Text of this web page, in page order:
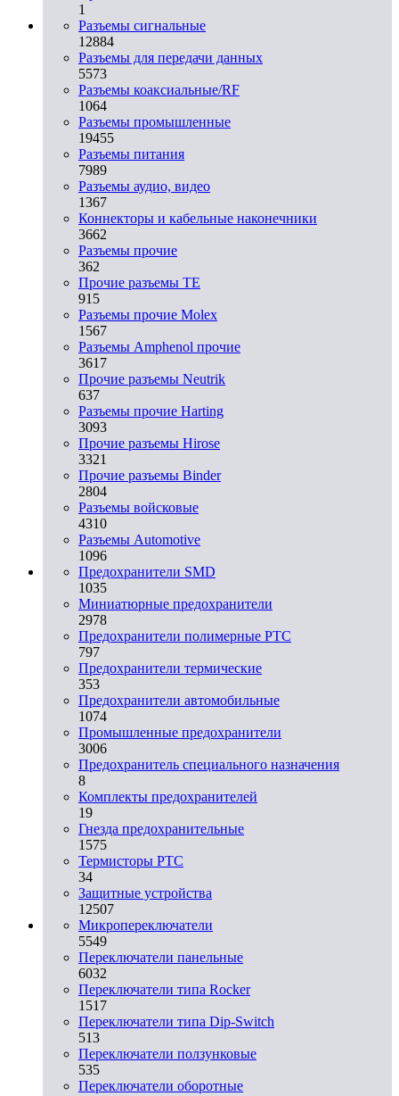
1
Разъeмы сигнальные
12884
Разъeмы для передачи данных
5573
Разъeмы коаксиальные/RF
1064
Разъeмы промышленные
19455
Разъeмы питания
7989
Разъeмы аудио, видео
1367
Коннекторы и кабельные наконечники
3662
Разъeмы прочие
362
Прочие разъемы TE
915
Разъемы прочие Molex
1567
Разъемы Amphenol прочие
3617
Прочие разъемы Neutrik
637
Разъемы прочие Harting
3093
Прочие разъемы Hirose
3321
Прочие разъемы Binder
2804
Разъемы войсковые
4310
Разъeмы Automotive
1096
Предохранители SMD
1035
Миниатюрные предохранители
2978
Предохранители полимерные PTC
797
Предохранители термические
353
Предохранители автомобильные
1074
Промышленные предохранители
3006
Предохранитель специального назначения
8
Комплекты предохранителей
19
Гнезда предохранительные
1575
Термисторы PTC
34
Защитные устройства
12507
Микропереключатели
5549
Переключатели панельные
6032
Переключатели типа Rocker
1517
Переключатели типа Dip-Switch
513
Переключатели ползунковые
535
Переключатели оборотные